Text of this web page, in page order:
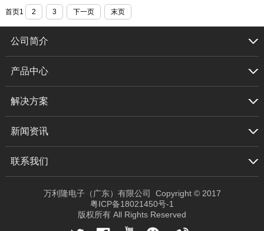
首页1 2 3 下一页 末页
公司简介
产品中心
解决方案
新闻资讯
联系我们
万利隆电子（广东）有限公司 Copyright © 2017
粤ICP备18021450号-1
版权所有 All Rights Reserved